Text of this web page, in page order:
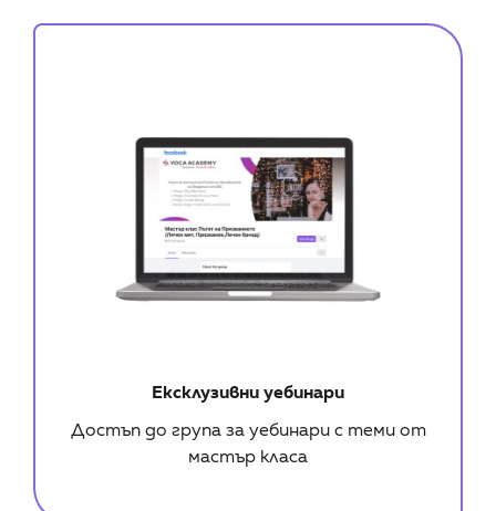
Ексклузивни уебинари
Достъп до група за уебинари с теми от
мастър класа